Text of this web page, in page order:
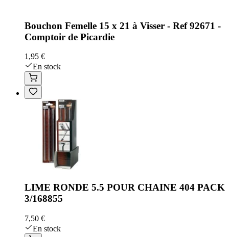
Bouchon Femelle 15 x 21 à Visser - Ref 92671 -
Comptoir de Picardie
1,95 €
En stock
LIME RONDE 5.5 POUR CHAINE 404 PACK
3/168855
7,50 €
En stock